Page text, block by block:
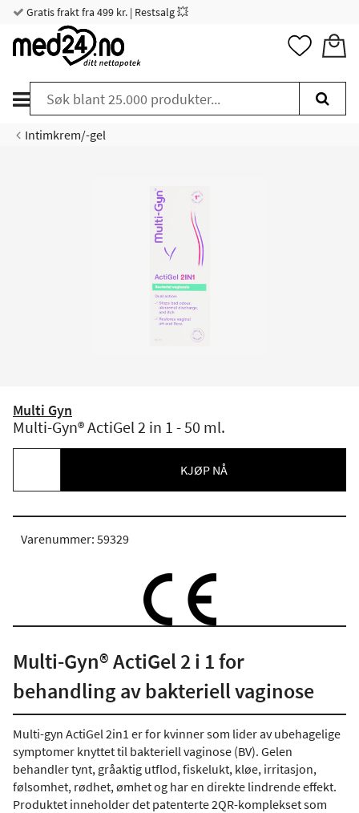
Gratis frakt fra 499 kr. | Restsalg 💥
Intimkrem/-gel
Multi Gyn
Multi-Gyn® ActiGel 2 in 1 - 50 ml.
KJØP NÅ
Varenummer: 59329
Multi-Gyn® ActiGel 2 i 1 for
behandling av bakteriell vaginose
Multi-gyn ActiGel 2in1 er for kvinner som lider av ubehagelige
symptomer knyttet til bakteriell vaginose (BV). Gelen
behandler tynt, gråaktig utflod, fiskelukt, kløe, irritasjon,
følsomhet, rødhet, ømhet og har en direkte lindrende effekt.
Produktet inneholder det patenterte 2QR-komplekset som